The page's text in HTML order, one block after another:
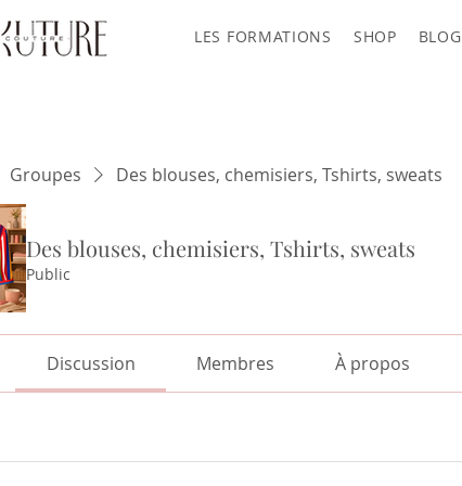
LES FORMATIONS SHOP BLOG
Groupes Des blouses, chemisiers, Tshirts, sweats
Des blouses, chemisiers, Tshirts, sweats
Public
Discussion Membres À propos